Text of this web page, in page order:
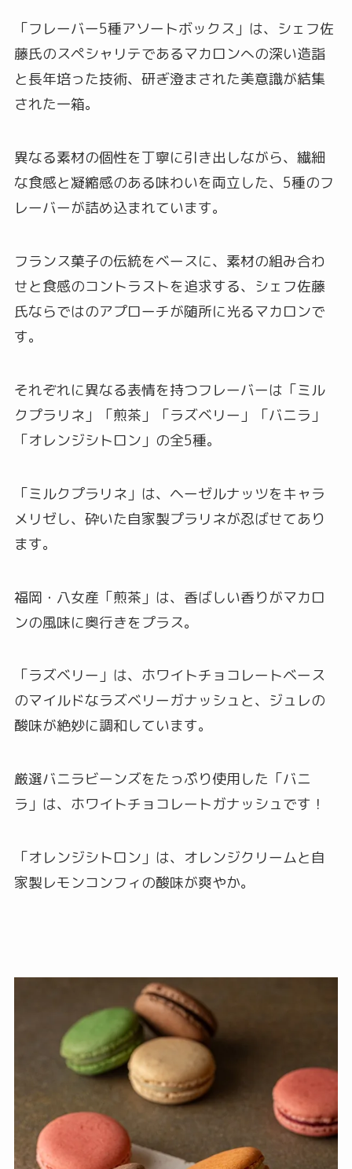
「フレーバー5種アソートボックス」は、シェフ佐
藤氏のスペシャリテであるマカロンへの深い造詣
と長年培った技術、研ぎ澄まされた美意識が結集
された一箱。
異なる素材の個性を丁寧に引き出しながら、繊細
な食感と凝縮感のある味わいを両立した、5種のフ
レーバーが詰め込まれています。
フランス菓子の伝統をベースに、素材の組み合わ
せと食感のコントラストを追求する、シェフ佐藤
氏ならではのアプローチが随所に光るマカロンで
す。
それぞれに異なる表情を持つフレーバーは「ミル
クプラリネ」「煎茶」「ラズベリー」「バニラ」
「オレンジシトロン」の全5種。
「ミルクプラリネ」は、ヘーゼルナッツをキャラ
メリゼし、砕いた自家製プラリネが忍ばせてあり
ます。
福岡・八女産「煎茶」は、香ばしい香りがマカロ
ンの風味に奥行きをプラス。
「ラズベリー」は、ホワイトチョコレートベース
のマイルドなラズベリーガナッシュと、ジュレの
酸味が絶妙に調和しています。
厳選バニラビーンズをたっぷり使用した「バニ
ラ」は、ホワイトチョコレートガナッシュです！
「オレンジシトロン」は、オレンジクリームと自
家製レモンコンフィの酸味が爽やか。